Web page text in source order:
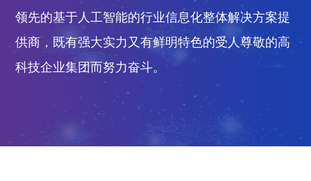
领先的基于人工智能的行业信息化整体解决方案提
供商，既有强大实力又有鲜明特色的受人尊敬的高
科技企业集团而努力奋斗。